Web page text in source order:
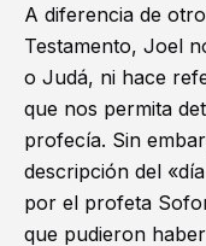
A diferencia de
Testamento, Joel
o Judá, ni hace
que nos permita
profecía. Sin
descripción del
por el profeta
que pudieron